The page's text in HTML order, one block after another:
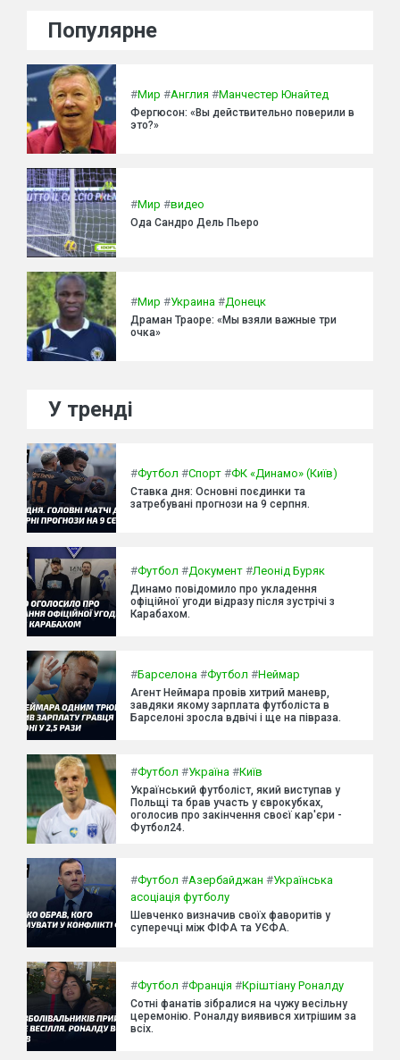
Популярне
#Мир #Англия #Манчестер Юнайтед
Фергюсон: «Вы действительно поверили в
это?»
#Мир #видео
Ода Сандро Дель Пьеро
#Мир #Украина #Донецк
Драман Траоре: «Мы взяли важные три
очка»
У тренді
#Футбол #Спорт #ФК «Динамо» (Київ)
Ставка дня: Основні поєдинки та
затребувані прогнози на 9 серпня.
#Футбол #Документ #Леонід Буряк
Динамо повідомило про укладення
офіційної угоди відразу після зустрічі з
Карабахом.
#Барселона #Футбол #Неймар
Агент Неймара провів хитрий маневр,
завдяки якому зарплата футболіста в
Барселоні зросла вдвічі і ще на півраза.
#Футбол #Україна #Київ
Український футболіст, який виступав у
Польщі та брав участь у єврокубках,
оголосив про закінчення своєї кар'єри -
Футбол24.
#Футбол #Азербайджан #Українська
асоціація футболу
Шевченко визначив своїх фаворитів у
суперечці між ФІФА та УЄФА.
#Футбол #Франція #Кріштіану Роналду
Сотні фанатів зібралися на чужу весільну
церемонію. Роналду виявився хитрішим за
всіх.